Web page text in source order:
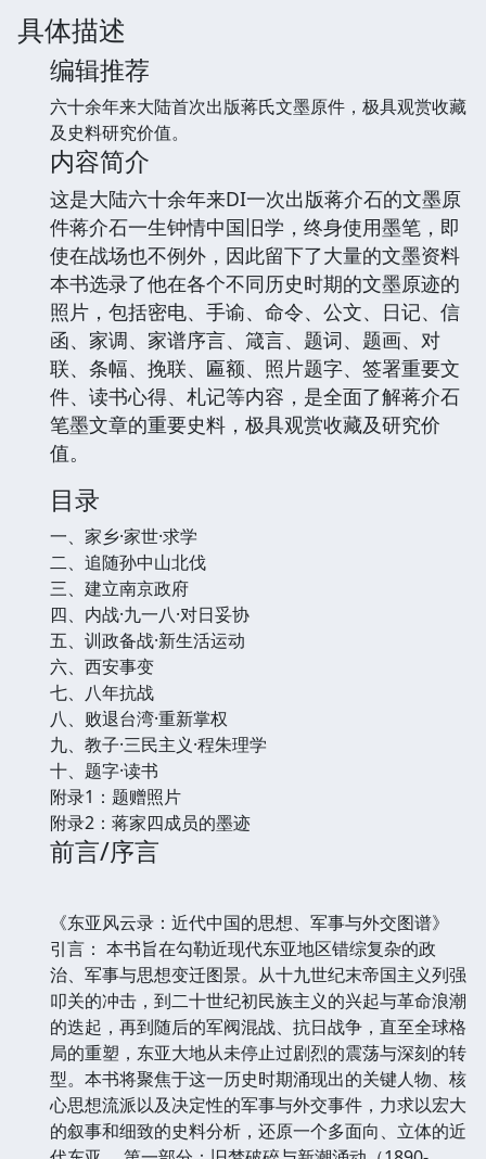
具体描述
编辑推荐
六十余年来大陆首次出版蒋氏文墨原件，极具观赏收藏
及史料研究价值。
内容简介
这是大陆六十余年来DI一次出版蒋介石的文墨原
件蒋介石一生钟情中国旧学，终身使用墨笔，即
使在战场也不例外，因此留下了大量的文墨资料
本书选录了他在各个不同历史时期的文墨原迹的
照片，包括密电、手谕、命令、公文、日记、信
函、家调、家谱序言、箴言、题词、题画、对
联、条幅、挽联、匾额、照片题字、签署重要文
件、读书心得、札记等内容，是全面了解蒋介石
笔墨文章的重要史料，极具观赏收藏及研究价
值。
目录
一、家乡·家世·求学
二、追随孙中山北伐
三、建立南京政府
四、内战·九一八·对日妥协
五、训政备战·新生活运动
六、西安事变
七、八年抗战
八、败退台湾·重新掌权
九、教子·三民主义·程朱理学
十、题字·读书
附录1：题赠照片
附录2：蒋家四成员的墨迹
前言/序言
《东亚风云录：近代中国的思想、军事与外交图谱》
引言： 本书旨在勾勒近现代东亚地区错综复杂的政
治、军事与思想变迁图景。从十九世纪末帝国主义列强
叩关的冲击，到二十世纪初民族主义的兴起与革命浪潮
的迭起，再到随后的军阀混战、抗日战争，直至全球格
局的重塑，东亚大地从未停止过剧烈的震荡与深刻的转
型。本书将聚焦于这一历史时期涌现出的关键人物、核
心思想流派以及决定性的军事与外交事件，力求以宏大
的叙事和细致的史料分析，还原一个多面向、立体的近